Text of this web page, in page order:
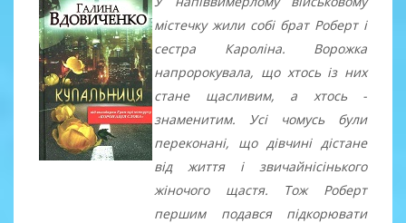
містечку жили собі брат Роберт і
сестра Кароліна. Ворожка
напророкувала, що хтось із них
стане щасливим, а хтось -
знаменитим. Усі чомусь були
переконані, що дівчині дістане
від життя і звичайнісінького
жіночого щастя. Тож Роберт
першим подався підкорювати